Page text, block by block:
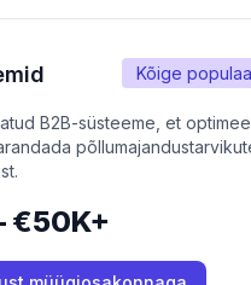
Kõige
B2B-süsteeme, et
€50K+